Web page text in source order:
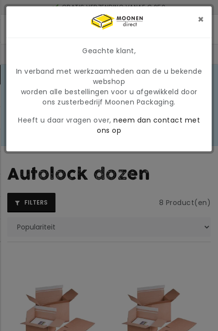
MINIMAAL ORDERBEDRAG: € 150
MARKTONTWIKKELINGEN 2026
marktomstandigheden kunnen
prijzen en beschikbaarheid tijdelijk
een tijdelijke, variabele
LEES
Autolock dozen
FILTERS 8 Product(en)
×
Geachte klant,
In verband met werkzaamheden aan de u bekende
webshop
worden alle bestellingen voor u afgewikkeld door
ons zusterbedrijf Moonen Packaging.
Heeft u daar vragen over, neem dan contact met
ons op